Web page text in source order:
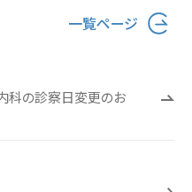
一覧ページ
科の診察日変更のお